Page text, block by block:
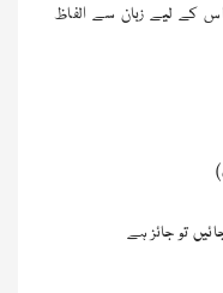
کے لیے زبان سے الفاظ
تو جائز ہے